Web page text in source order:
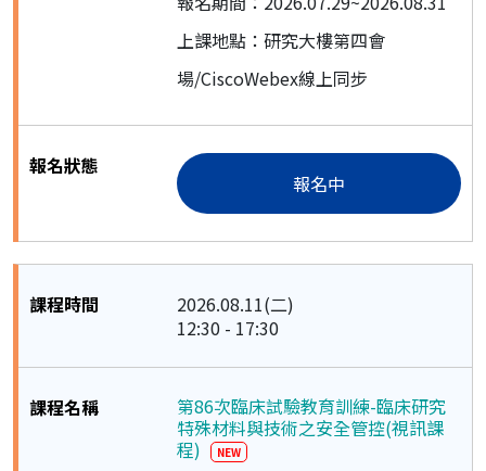
上課地點：研究大樓第四會
場/CiscoWebex線上同步
報名中
2026.08.11(二)
12:30 - 17:30
第86次臨床試驗教育訓練-臨床研究
特殊材料與技術之安全管控(視訊課
程)
NEW